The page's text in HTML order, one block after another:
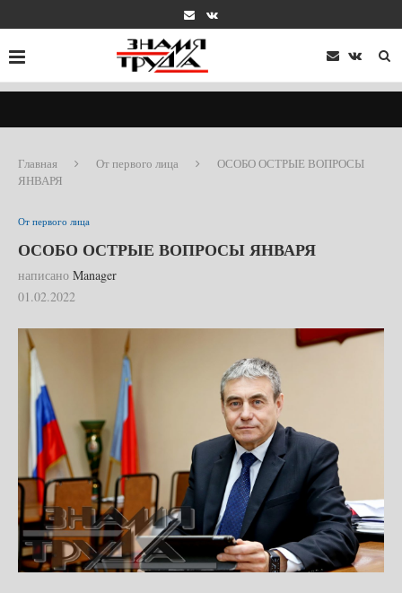
Главная От первого лица
ОСОБО ОСТРЫЕ ВОПРОСЫ
ЯНВАРЯ
От первого лица
ОСОБО ОСТРЫЕ ВОПРОСЫ ЯНВАРЯ
написано Manager
01.02.2022